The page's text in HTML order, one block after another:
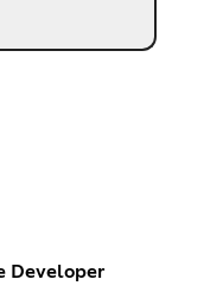
Developer